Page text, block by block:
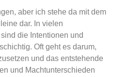
aber ich stehe da mit dem
dar. In vielen
die Intentionen und
Oft geht es darum,
und das entstehende
und Machtunterschieden